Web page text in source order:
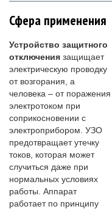
Сфера применения
Устройство защитного
отключения защищает
электрическую проводку
от возгорания, а
человека – от поражения
электротоком при
соприкосновении с
электроприбором. УЗО
предотвращает утечку
токов, которая может
случиться даже при
нормальных условиях
работы. Аппарат
работает по принципу